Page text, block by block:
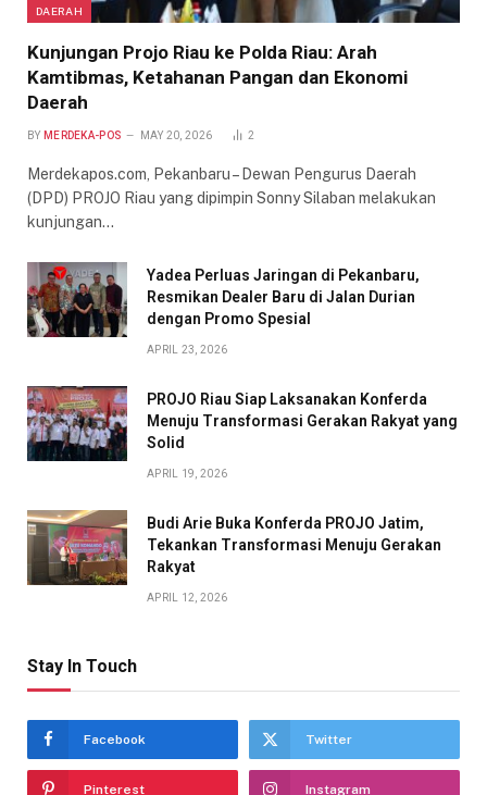
DAERAH
Kunjungan Projo Riau ke Polda Riau: Arah
Kamtibmas, Ketahanan Pangan dan Ekonomi
Daerah
BY MERDEKA-POS MAY 20, 2026 2
Merdekapos.com, Pekanbaru – Dewan Pengurus Daerah
(DPD) PROJO Riau yang dipimpin Sonny Silaban melakukan
kunjungan…
Yadea Perluas Jaringan di Pekanbaru,
Resmikan Dealer Baru di Jalan Durian
dengan Promo Spesial
APRIL 23, 2026
PROJO Riau Siap Laksanakan Konferda
Menuju Transformasi Gerakan Rakyat yang
Solid
APRIL 19, 2026
Budi Arie Buka Konferda PROJO Jatim,
Tekankan Transformasi Menuju Gerakan
Rakyat
APRIL 12, 2026
Stay In Touch
Facebook Twitter
Pinterest Instagram